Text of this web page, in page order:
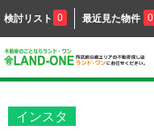
検討リスト 0 最近見た物件 0
インスタ